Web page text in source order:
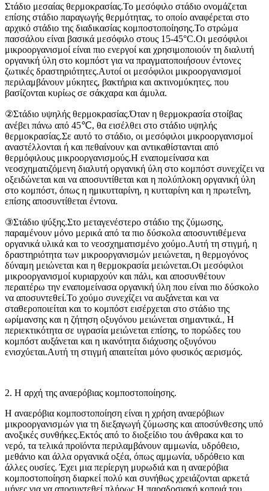
Στάδιο μεσαίας θερμοκρασίας.Το μεσόφιλο στάδιο ονομάζεται
επίσης στάδιο παραγωγής θερμότητας, το οποίο αναφέρεται στο
αρχικό στάδιο της διαδικασίας κομποστοποίησης.Το στρώμα
πασσάλου είναι βασικά μεσόφιλο στους 15-45°C.Οι μεσόφιλοι
μικροοργανισμοί είναι πιο ενεργοί και χρησιμοποιούν τη διαλυτή
οργανική ύλη στο κομπόστ για να πραγματοποιήσουν έντονες
ζωτικές δραστηριότητες.Αυτοί οι μεσόφιλοι μικροοργανισμοί
περιλαμβάνουν μύκητες, βακτήρια και ακτινομύκητες, που
βασίζονται κυρίως σε σάκχαρα και άμυλα.
②Στάδιο υψηλής θερμοκρασίας.Όταν η θερμοκρασία στοίβας
ανέβει πάνω από 45℃, θα εισέλθει στο στάδιο υψηλής
θερμοκρασίας.Σε αυτό το στάδιο, οι μεσόφιλοι μικροοργανισμοί
αναστέλλονται ή και πεθαίνουν και αντικαθίστανται από
θερμόφιλους μικροοργανισμούς.Η εναπομείνασα και
νεοσχηματιζόμενη διαλυτή οργανική ύλη στο κομπόστ συνεχίζει να
οξειδώνεται και να αποσυντίθεται και η πολύπλοκη οργανική ύλη
στο κομπόστ, όπως η ημικυτταρίνη, η κυτταρίνη και η πρωτεΐνη,
επίσης αποσυντίθεται έντονα.
③Στάδιο ψύξης.Στο μεταγενέστερο στάδιο της ζύμωσης,
παραμένουν μόνο μερικά από τα πιο δύσκολα αποσυντιθέμενα
οργανικά υλικά και το νεοσχηματισμένο χούμο.Αυτή τη στιγμή, η
δραστηριότητα των μικροοργανισμών μειώνεται, η θερμογόνος
δύναμη μειώνεται και η θερμοκρασία μειώνεται.Οι μεσόφιλοι
μικροοργανισμοί κυριαρχούν και πάλι, και αποσυνθέτουν
περαιτέρω την εναπομείνασα οργανική ύλη που είναι πιο δύσκολο
να αποσυντεθεί.Το χούμο συνεχίζει να αυξάνεται και να
σταθεροποιείται και το κομπόστ εισέρχεται στο στάδιο της
ωρίμανσης και η ζήτηση οξυγόνου μειώνεται σημαντικά., Η
περιεκτικότητα σε υγρασία μειώνεται επίσης, το πορώδες του
κομπόστ αυξάνεται και η ικανότητα διάχυσης οξυγόνου
ενισχύεται.Αυτή τη στιγμή απαιτείται μόνο φυσικός αερισμός.
2. Η αρχή της αναερόβιας κομποστοποίησης.
Η αναερόβια κομποστοποίηση είναι η χρήση αναερόβιων
μικροοργανισμών για τη διεξαγωγή ζύμωσης και αποσύνθεσης υπό
ανοξικές συνθήκες.Εκτός από το διοξείδιο του άνθρακα και το
νερό, τα τελικά προϊόντα περιλαμβάνουν αμμωνία, υδρόθειο,
μεθάνιο και άλλα οργανικά οξέα, όπως αμμωνία, υδρόθειο και
άλλες ουσίες. Έχει μια περίεργη μυρωδιά και η αναερόβια
κομποστοποίηση διαρκεί πολύ και συνήθως χρειάζονται αρκετά
μήνες για να αποσυντεθεί πλήρως.Η παραδοσιακή κοπριά του